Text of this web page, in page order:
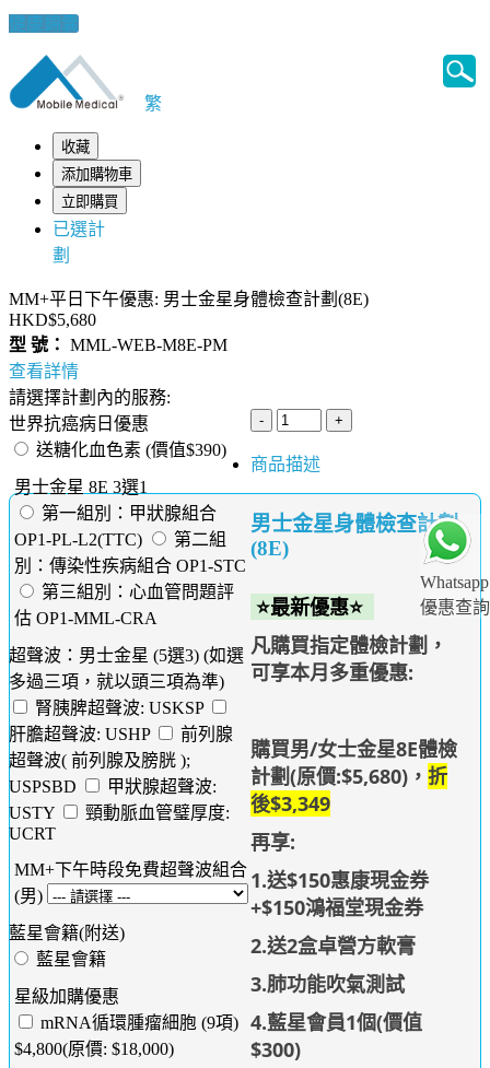
健康錦囊
Whatsapp
優惠查詢
繁
收藏
添加購物車
立即購買
已選計
劃
MM+平日下午優惠: 男士金星身體檢查計劃(8E)
HKD$5,680
型 號： MML-WEB-M8E-PM
查看詳情
請選擇計劃內的服務:
世界抗癌病日優惠
送糖化血色素 (價值$390)
男士金星 8E 3選1
第一組別：甲狀腺組合
OP1-PL-L2(TTC)
第二組
別：傳染性疾病組合 OP1-STC
第三組別：心血管問題評
估 OP1-MML-CRA
超聲波：男士金星 (5選3) (如選
多過三項，就以頭三項為準)
腎胰脾超聲波: USKSP
肝膽超聲波: USHP
前列腺
超聲波( 前列腺及膀胱 );
USPSBD
甲狀腺超聲波:
USTY
頸動脈血管璧厚度:
UCRT
MM+下午時段免費超聲波組合
(男)
藍星會籍(附送)
藍星會籍
星級加購優惠
mRNA循環腫瘤細胞 (9項)
$4,800(原價: $18,000)
商品描述
男士金星身體檢查計劃
(8E)
⭐最新優惠⭐
凡購買指定體檢計劃，
可享本月多重優惠:
購買男/女士金星8E體檢
計劃(原價:$5,680)， 折
後$3,349
再享:
1.送$150惠康現金券
+$150鴻福堂現金券
2.送2盒卓營方軟膏
3.肺功能吹氣測試
4.藍星會員1個(價值
$300)